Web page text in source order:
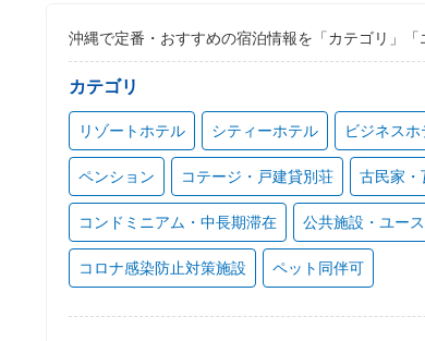
沖縄で定番・おすすめの宿泊情報を「カテゴリ」
カテゴリ
リゾートホテル シティーホテル ビジネスホ
ペンション コテージ・戸建貸別荘 古民家・
コンドミニアム・中長期滞在 公共施設・ユー
コロナ感染防止対策施設 ペット同伴可